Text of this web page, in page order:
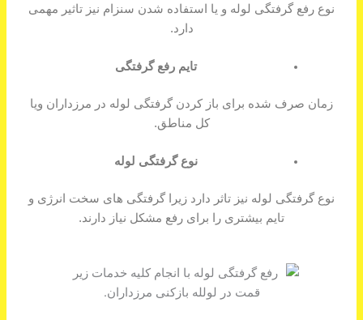
نوع رفع گرفتگی لوله و یا استفاده شدن سنزام نیز تاثیر مهمی
دارد.
تایم رفع گرفتگی
زمان صرف شده برای باز کردن گرفتگی لوله در مرزداران ویا
کل مناطق.
نوع گرفتگی لوله
نوع گرفتگی لوله نیز تاثر دارد زیرا گرفتگی های سخت انرژی و
تایم بیشتری را برای رفع مشکل نیاز دارند.